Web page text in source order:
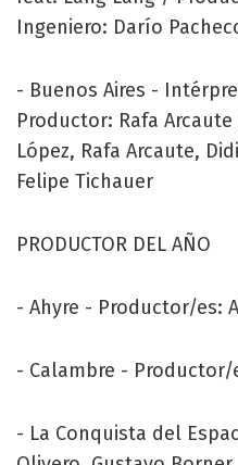
Ingeniero: Darío
- Buenos Aires -
Productor: Rafa
López, Rafa Arcaute,
Felipe Tichauer
PRODUCTOR DEL AÑO
- Ahyre - Productor/es:
- Calambre - Productor/
- La Conquista del